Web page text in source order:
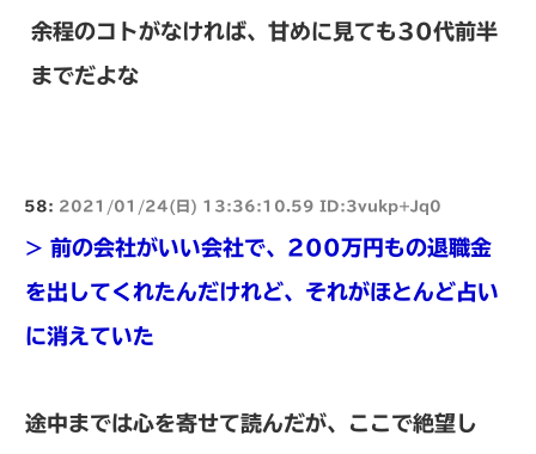
余程のコトがなければ、甘めに見ても30代前半
までだよな
58: 2021/01/24(日) 13:36:10.59 ID:3vukp+Jq0
> 前の会社がいい会社で、200万円もの退職金
を出してくれたんだけれど、それがほとんど占い
に消えていた
途中までは心を寄せて読んだが、ここで絶望し